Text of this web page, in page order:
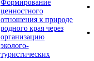
Формирование
ценностного
отношения к природе
родного края через
организацию
эколого-
туристических